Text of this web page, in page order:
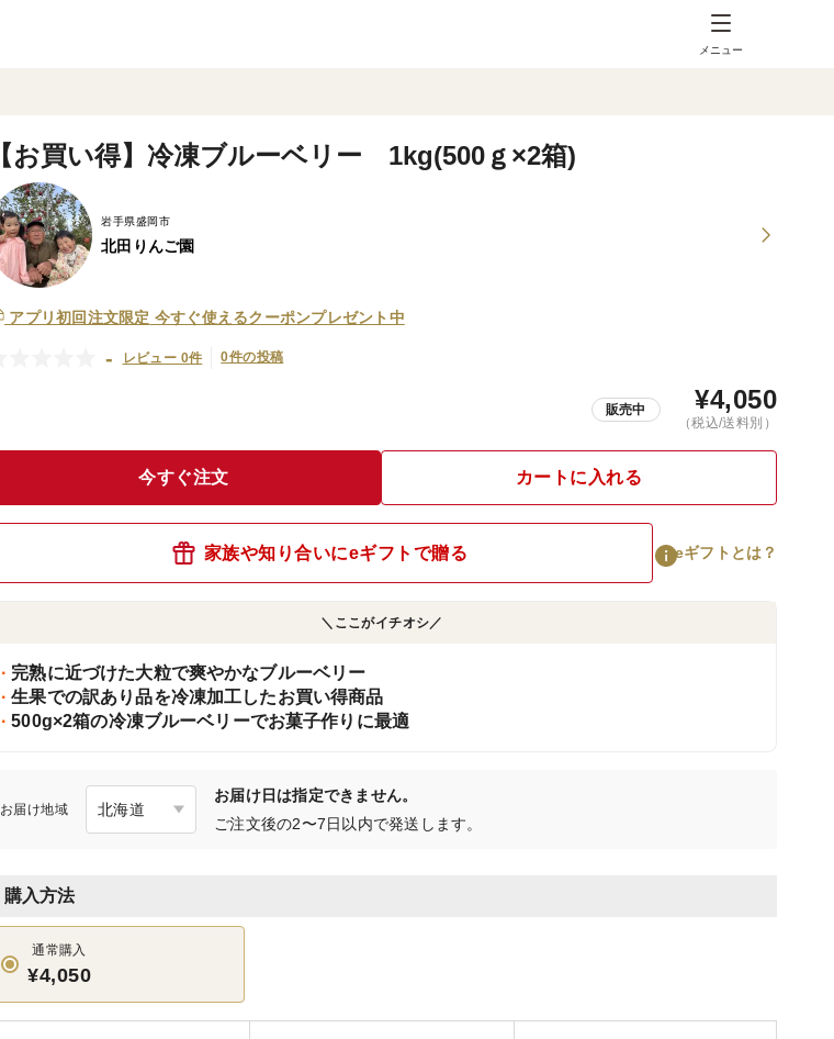
メニュー
【お買い得】冷凍ブルーベリー 1kg(500ｇ×2箱)
岩手県盛岡市
北田りんご園
アプリ初回注文限定 今すぐ使えるクーポンプレゼント中
- レビュー 0件 0件の投稿
販売中 ¥4,050
（税込/送料別）
今すぐ注文 カートに入れる
家族や知り合いにeギフトで贈る eギフトとは？
＼ここがイチオシ／
完熟に近づけた大粒で爽やかなブルーベリー
生果での訳あり品を冷凍加工したお買い得商品
500g×2箱の冷凍ブルーベリーでお菓子作りに最適
お届け地域
お届け日は指定できません。
ご注文後の2〜7日以内で発送します。
購入方法
通常購入
¥4,050